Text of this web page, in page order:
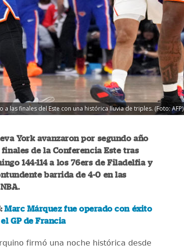
las finales del Este con una histórica lluvia de triples. (Foto: AFP)
York avanzaron por segundo año
de la Conferencia Este tras
144-114 a los 76ers de Filadelfia y
barrida de 4-0 en las
Marc Márquez fue operado con éxito
GP de Francia
firmó una noche histórica desde